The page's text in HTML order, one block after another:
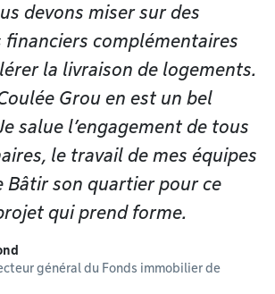
devons miser sur des
financiers complémentaires
la livraison de logements.
Grou en est un bel
salue l’engagement de tous
le travail de mes équipes
Bâtir son quartier pour ce
qui prend forme.
général du Fonds immobilier de